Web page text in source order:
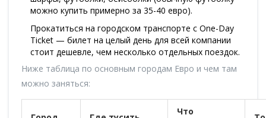
можно купить примерно за 35-40 евро).
Прокатиться на городском транспорте с One-Day
Ticket — билет на целый день для всей компании
стоит дешевле, чем несколько отдельных поездок.
Ниже таблица по основным городам Евро и чем там
можно заняться:
Что